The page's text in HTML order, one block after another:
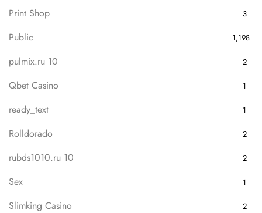
Print Shop 3
Public 1,198
pulmix.ru 10 2
Qbet Casino 1
ready_text 1
Rolldorado 2
rubds1010.ru 10 2
Sex 1
Slimking Casino 2